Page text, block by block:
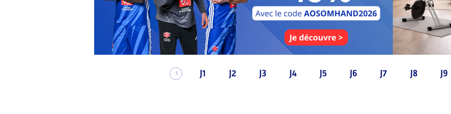
J1 J2 J3 J4 J5 J6 J7 J8 J9